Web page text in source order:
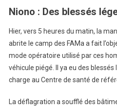
Niono : Des blessés
Hier, vers 5 heures du matin, la
abrite le camp des FAMa a fait
mode opératoire utilisé par ces
véhicule piégé. Il ya eu des
charge au Centre de santé de
La déflagration a soufflé des